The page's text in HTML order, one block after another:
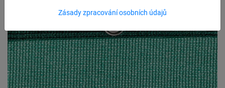
Zásady zpracování osobních údajů